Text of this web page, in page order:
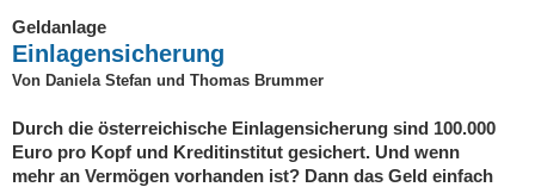
Geldanlage
Einlagensicherung
Von Daniela Stefan und Thomas Brummer
Durch die österreichische Einlagensicherung sind 100.000
Euro pro Kopf und Kreditinstitut gesichert. Und wenn
mehr an Vermögen vorhanden ist? Dann das Geld einfach